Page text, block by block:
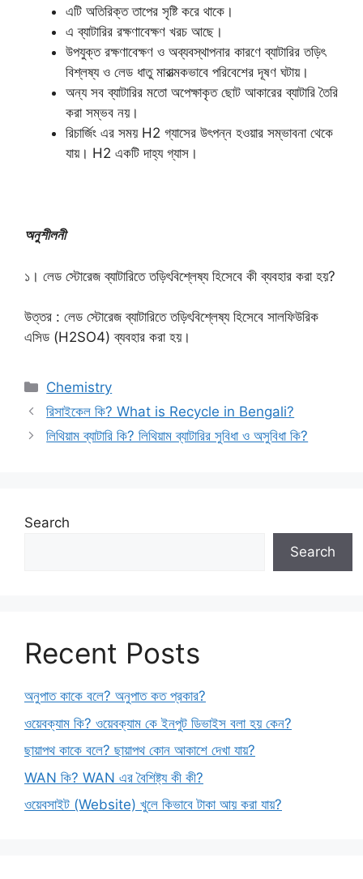
এটি অতিরিক্ত তাপের সৃষ্টি করে থাকে।
এ ব্যাটারির রক্ষণাবেক্ষণ খরচ আছে।
উপযুক্ত রক্ষণাবেক্ষণ ও অব্যবস্থাপনার কারণে ব্যাটারির তড়িৎ
বিশ্লষ্য ও লেড ধাতু মারাত্মকভাবে পরিবেশের দূষণ ঘটায়।
অন্য সব ব্যাটারির মতো অপেক্ষাকৃত ছোট আকারের ব্যাটারি তৈরি
করা সম্ভব নয়।
রিচার্জিং এর সময় H2 গ্যাসের উৎপন্ন হওয়ার সম্ভাবনা থেকে
যায়। H2 একটি দাহ্য গ্যাস।
অনুশীলনী
১। লেড স্টোরেজ ব্যাটারিতে তড়িৎবিশ্লেষ্য হিসেবে কী ব্যবহার করা হয়?
উত্তর : লেড স্টোরেজ ব্যাটারিতে তড়িৎবিশ্লেষ্য হিসেবে সালফিউরিক
এসিড (H2SO4) ব্যবহার করা হয়।
Categories
Chemistry
রিসাইকেল কি? What is Recycle in Bengali?
লিথিয়াম ব্যাটারি কি? লিথিয়াম ব্যাটারির সুবিধা ও অসুবিধা কি?
Search
Search
Recent Posts
অনুপাত কাকে বলে? অনুপাত কত প্রকার?
ওয়েবক্যাম কি? ওয়েবক্যাম কে ইনপুট ডিভাইস বলা হয় কেন?
ছায়াপথ কাকে বলে? ছায়াপথ কোন আকাশে দেখা যায়?
WAN কি? WAN এর বৈশিষ্ট্য কী কী?
ওয়েবসাইট (Website) খুলে কিভাবে টাকা আয় করা যায়?